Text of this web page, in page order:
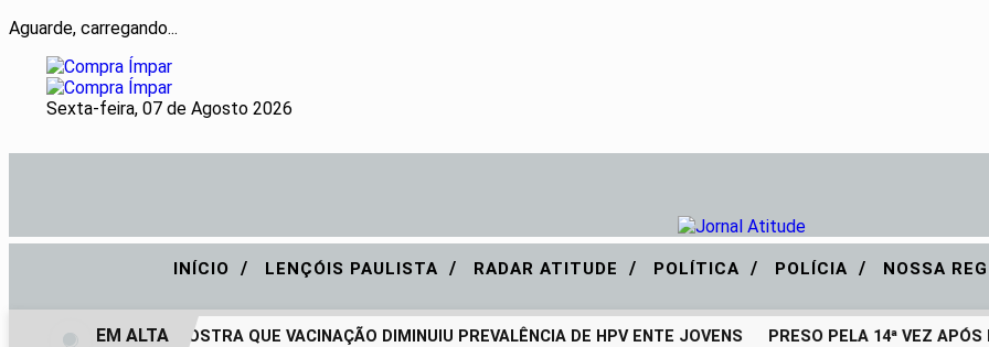
Aguarde, carregando...
Sexta-feira, 07 de Agosto 2026
INÍCIO / LENÇÓIS PAULISTA / RADAR ATITUDE / POLÍTICA / POLÍCIA / NOSSA
PESQUISA MOSTRA QUE VACINAÇÃO DIMINUIU PREVALÊNCIA DE HPV ENTE JOVENS PRESO PELA 14ª VEZ APÓS
EM ALTA